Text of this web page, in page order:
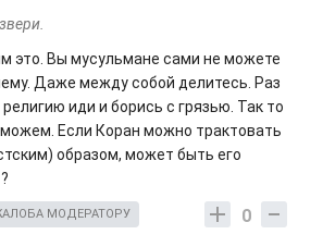
это. Вы мусульмане сами не можете
Даже между собой делитесь. Раз
иди и борись с грязью. Так то
Если Коран можно трактовать
образом, может быть его
0
МОДЕРАТОРУ